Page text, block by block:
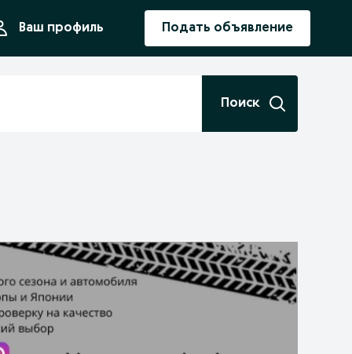
Ваш профиль Подать объявление
Поиск